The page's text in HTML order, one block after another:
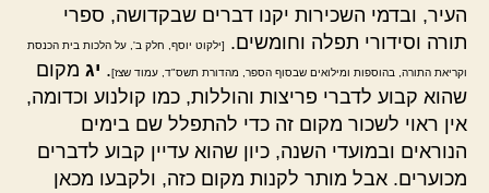
העיר, ובדמי השכירות יקנו דברים שבקדושה, ספרי
תורה וסידורי תפלה וחומשים.
[ילקוט יוסף, חלק ב', על הלכות בית הכנסת
וקריאת התורה, בהוספות ומילואים שבסוף הספר, מהדורת תשס"ד, עמוד שצז]. יג מקום
שהוא קבוע לדברי פריצות והוללות, כמו קולנוע וכדומה,
אין ראוי לשכור מקום זה כדי להתפלל שם בימים
הנוראים ובמועדי השנה, כיון שהוא עדיין קבוע לדברים
מכוערים. אבל מותר לקנות מקום כזה, ולקבעו מכאן